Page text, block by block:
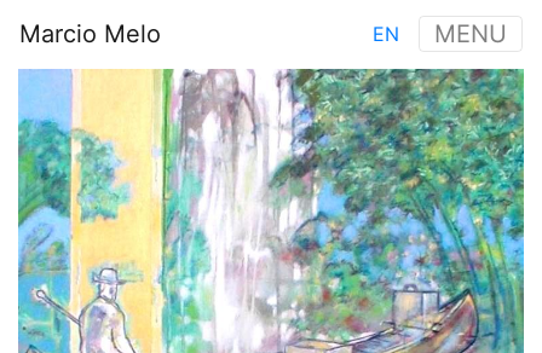
au
contenu
Main
navigation
Marcio Melo MENU
EN